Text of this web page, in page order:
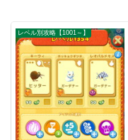
レベル別攻略【1001～】